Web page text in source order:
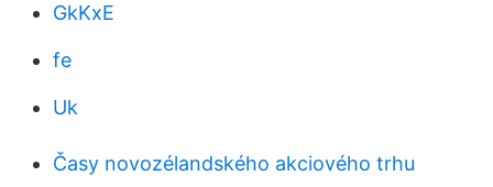
GkKxE
fe
Uk
Časy novozélandského akciového trhu